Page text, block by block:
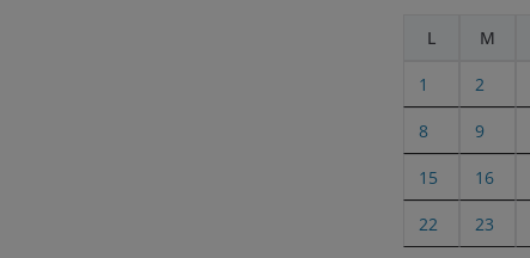
L
M
1 2
8 9
15 16
22 23